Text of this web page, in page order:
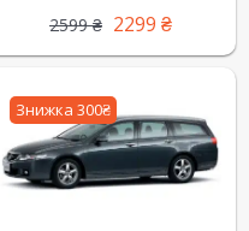
2599₴ 2299 ₴
Знижка 300₴